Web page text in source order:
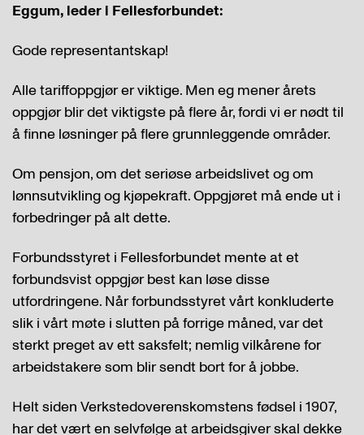
Eggum, leder i Fellesforbundet:
Gode representantskap!
Alle tariffoppgjør er viktige. Men eg mener årets
oppgjør blir det viktigste på flere år, fordi vi er nødt til
å finne løsninger på flere grunnleggende områder.
Om pensjon, om det seriøse arbeidslivet og om
lønnsutvikling og kjøpekraft. Oppgjøret må ende ut i
forbedringer på alt dette.
Forbundsstyret i Fellesforbundet mente at et
forbundsvist oppgjør best kan løse disse
utfordringene. Når forbundsstyret vårt konkluderte
slik i vårt møte i slutten på forrige måned, var det
sterkt preget av ett saksfelt; nemlig vilkårene for
arbeidstakere som blir sendt bort for å jobbe.
Helt siden Verkstedoverenskomstens fødsel i 1907,
har det vært en selvfølge at arbeidsgiver skal dekke